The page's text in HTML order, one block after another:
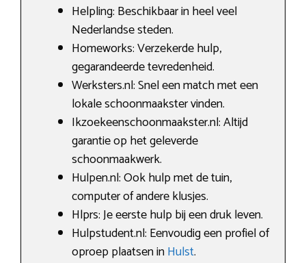
Helpling: Beschikbaar in heel veel
Nederlandse steden.
Homeworks: Verzekerde hulp,
gegarandeerde tevredenheid.
Werksters.nl: Snel een match met een
lokale schoonmaakster vinden.
Ikzoekeenschoonmaakster.nl: Altijd
garantie op het geleverde
schoonmaakwerk.
Hulpen.nl: Ook hulp met de tuin,
computer of andere klusjes.
Hlprs: Je eerste hulp bij een druk leven.
Hulpstudent.nl: Eenvoudig een profiel of
oproep plaatsen inHulst.